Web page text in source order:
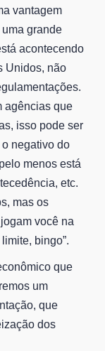
vantagem
grande
acontecendo
Unidos, não
agências que
isso pode ser
negativo do
menos está
etc.
mas os
você na
bingo”.
que
um
que
dos